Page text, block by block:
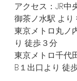
アクセス：JR中
御茶ノ水駅 より
東京メトロ丸ノ
り 徒歩３分
東京メトロ千代
B１出口より 徒